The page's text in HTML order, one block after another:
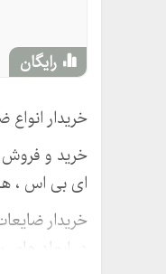
رایگان
خریدار
خرید و فروش
ای بی اس ،
خریدار
در ابعاد